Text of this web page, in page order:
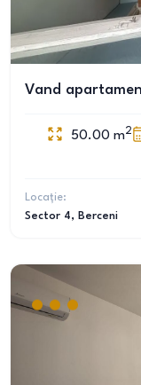
Vand
50.00 m2
Locație:
Sector 4, Berceni